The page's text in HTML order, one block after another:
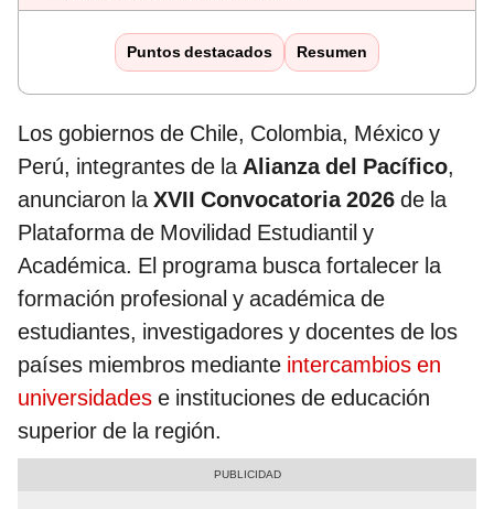
Puntos destacados Resumen
Los gobiernos de Chile, Colombia, México y
Perú, integrantes de laAlianza del Pacífico,
anunciaron laXVII Convocatoria 2026 de la
Plataforma de Movilidad Estudiantil y
Académica. El programa busca fortalecer la
formación profesional y académica de
estudiantes, investigadores y docentes de los
países miembros mediante intercambios en
universidades e instituciones de educación
superior de la región.